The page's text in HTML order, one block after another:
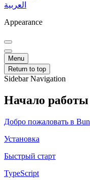
العربية
Appearance
Menu
Return to top
Sidebar Navigation
Начало работы
Добро пожаловать в Bun
Установка
Быстрый старт
TypeScript